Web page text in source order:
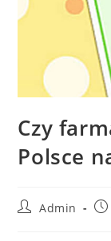
Czy
Polsce
Admin